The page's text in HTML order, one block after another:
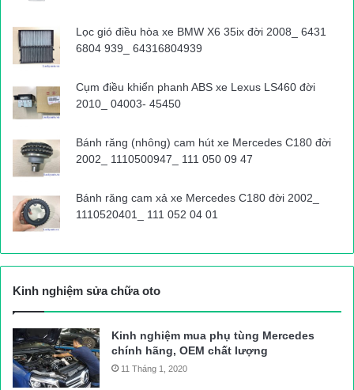
VN cho hay.
Ai có trách nhiệm quản lý?
nhau với đường sắt do tổ chức, cá nhân tự xây dựng và khai
thác khi chưa được cơ quan có thẩm quyền cho phép. Luật này
cũng quy định nghiêm cấm hành vi tự mở lối đi qua đường sắt;
xây dựng trái phép cầu vượt, hầm chui, cống hoặc công trình
khác trong phạm vi đất dành cho đường sắt; khoan, đào trái
phép trong phạm vi bảo vệ công trình đường sắt.
”
Thống kê của Cục Đường sắt VN và TCT Đường sắt VN cho
thấy, đến tháng 8/2019 trên hệ thống đường sắt quốc gia còn tới
4.040 lối đi tự mở, 1.518 đường ngang hợp pháp, vi phạm công
Lọc gió điều hòa xe BMW X6 35ix đời 2008_ 6431
6804 939_ 64316804939
Cụm điều khiển phanh ABS xe Lexus LS460 đời
2010_ 04003- 45450
Bánh răng (nhông) cam hút xe Mercedes C180 đời
2002_ 1110500947_ 111 050 09 47
Bánh răng cam xả xe Mercedes C180 đời 2002_
1110520401_ 111 052 04 01
Kinh nghiệm sửa chữa oto
Kinh nghiệm mua phụ tùng Mercedes
chính hãng, OEM chất lượng
11 Tháng 1, 2020